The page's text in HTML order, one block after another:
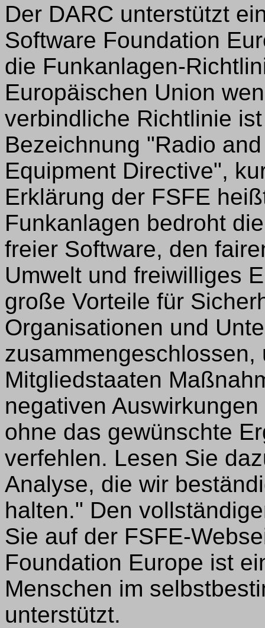
Der DARC unterstützt
Software Foundation
die Funkanlagen-
Europäischen Union
verbindliche Richtlinie
Bezeichnung "Radio
Equipment Directive",
Erklärung der FSFE
Funkanlagen bedroht
freier Software, den
Umwelt und freiwilliges
große Vorteile für
Organisationen und
Mitgliedstaaten
negativen
ohne das gewünschte
verfehlen. Lesen Sie
Analyse, die wir
halten." Den
Sie auf der FSFE-
Foundation Europe ist
Menschen im
unterstützt.